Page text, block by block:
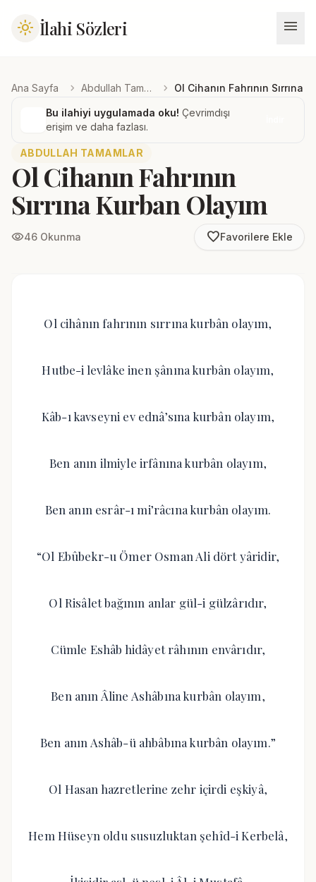
light_mode İlahi Sözleri menu
Ana Sayfa chevron_right Abdullah Tamamlar chevron_right Ol Cihanın Fahrının Sırrına
Bu ilahiyi uygulamada oku! Çevrimdışı
erişim ve daha fazlası.
ABDULLAH TAMAMLAR
Ol Cihanın Fahrının
Sırrına Kurban Olayım
visibility46 Okunma favorite_borderFavorilere Ekle
Ol cihânın fahrının sırrına kurbân olayım,
Hutbe-i levlâke inen şânına kurbân olayım,
Kâb-ı kavseyni ev ednâ’sına kurbân olayım,
Ben anın ilmiyle irfânına kurbân olayım,
Ben anın esrâr-ı mi’râcına kurbân olayım.
“Ol Ebûbekr-u Ömer Osman Ali dört yâridir,
Ol Risâlet bağının anlar gül-i gülzârıdır,
Cümle Eshâb hidâyet râhının envârıdır,
Ben anın Âline Ashâbına kurbân olayım,
Ben anın Ashâb-ü ahbâbına kurbân olayım.”
Ol Hasan hazretlerine zehr içirdi eşkiyâ,
Hem Hüseyn oldu susuzluktan şehîd-i Kerbelâ,